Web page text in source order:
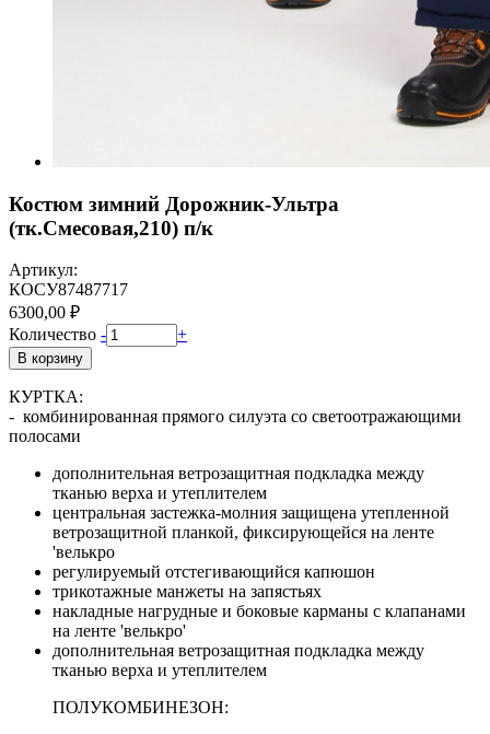
Костюм зимний Дорожник-Ультра
(тк.Смесовая,210) п/к
Артикул:
КОСУ87487717
6300,00 ₽
Количество - +
В корзину
КУРТКА:
- комбинированная прямого силуэта со светоотражающими
полосами
дополнительная ветрозащитная подкладка между
тканью верха и утеплителем
центральная застежка-молния защищена утепленной
ветрозащитной планкой, фиксирующейся на ленте
'велькро
регулируемый отстегивающийся капюшон
трикотажные манжеты на запястьях
накладные нагрудные и боковые карманы с клапанами
на ленте 'велькро'
дополнительная ветрозащитная подкладка между
тканью верха и утеплителем
ПОЛУКОМБИНЕЗОН: